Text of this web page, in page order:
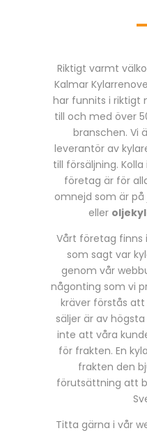
Riktigt varmt
Kalmar
har funnits i riktigt
till och med över
branschen. Vi
leverantör av
till försäljning. Kolla
företag är för
omnejd som är
eller
Vårt företag finns
som sagt var
genom vår
någonting som vi
kräver förstås
säljer är av
inte att våra
för frakten. En
frakten den
förutsättning att
Titta gärna i vår